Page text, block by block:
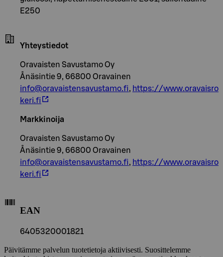
E250
Yhteystiedot
Oravaisten Savustamo Oy
Ånäsintie 9, 66800 Oravainen
info@oravaistensavustamo.fi, https://www.oravaisro
keri.fi
Markkinoija
Oravaisten Savustamo Oy
Ånäsintie 9, 66800 Oravainen
info@oravaistensavustamo.fi, https://www.oravaisro
keri.fi
EAN
6405320001821
Päivitämme palvelun tuotetietoja aktiivisesti. Suosittelemme